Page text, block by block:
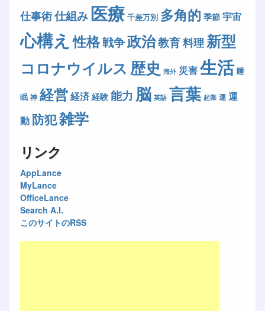
仕事術仕組み医療 千差万別 多角的 季節 宇宙
心構え 性格戦争政治教育料理 新型
コロナウイルス 歴史 海外 災害生活 睡
眠 神 経営経済 経験 能力 脳 英語 言葉 起業 運 運
動 防犯雑学
リンク
AppLance
MyLance
OfficeLance
Search A.I.
このサイトのRSS